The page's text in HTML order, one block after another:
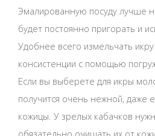
Эмалированную посуду лучше
будет постоянно пригорать и
Удобнее всего измельчать
консистенции с помощью
Если вы выберете для икры
получится очень нежной, даже
кожицы. У зрелых кабачков
обязательно очищать их от